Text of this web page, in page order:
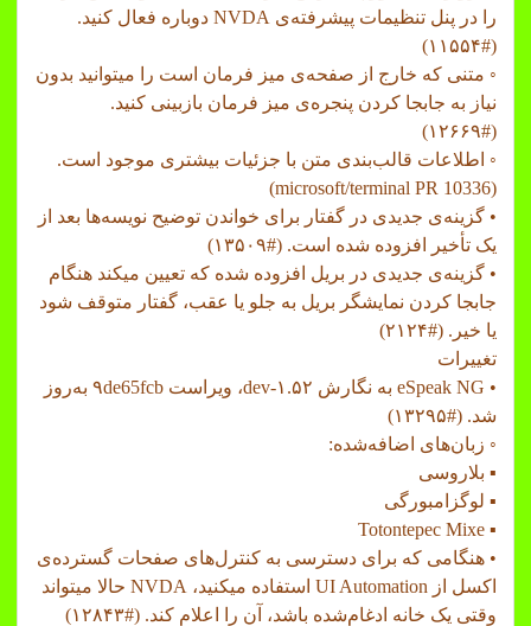
را در پنل تنظیمات پیشرفته‌ی NVDA دوباره فعال کنید.
(#۱۱۵۵۴)
◦ متنی که خارج از صفحه‌ی میز فرمان است را میتوانید بدون
نیاز به جابجا کردن پنجره‌ی میز فرمان بازبینی کنید.
(#۱۲۶۶۹)
◦ اطلاعات قالب‌بندی متن با جزئیات بیشتری موجود است.
(microsoft/terminal PR 10336)
• گزینه‌ی جدیدی در گفتار برای خواندن توضیح نویسه‌ها بعد از
یک تأخیر افزوده شده است. (#۱۳۵۰۹)
• گزینه‌ی جدیدی در بریل افزوده شده که تعیین میکند هنگام
جابجا کردن نمایشگر بریل به جلو یا عقب، گفتار متوقف شود
یا خیر. (#۲۱۲۴)
تغییرات
• eSpeak NG به نگارش ۱.۵۲-dev، ویراست ۹de65fcb به‌روز
شد. (#۱۳۲۹۵)
◦ زبان‌های اضافه‌شده:
▪ بلاروسی
▪ لوگزامبورگی
▪ Totontepec Mixe
• هنگامی که برای دسترسی به کنترل‌های صفحات گسترده‌ی
اکسل از UI Automation استفاده میکنید، NVDA حالا میتواند
وقتی یک خانه ادغام‌شده باشد، آن را اعلام کند. (#۱۲۸۴۳)